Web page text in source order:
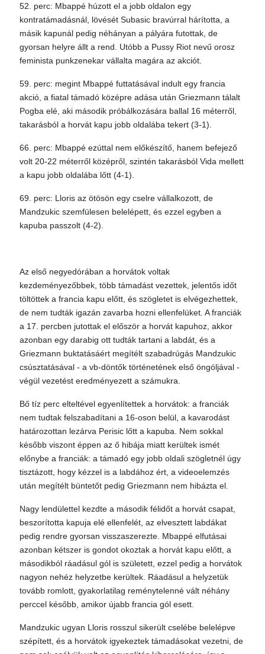
52. perc: Mbappé húzott el a jobb oldalon egy
kontratámadásnál, lövését Subasic bravúrral hárította, a
másik kapunál pedig néhányan a pályára futottak, de
gyorsan helyre állt a rend. Utóbb a Pussy Riot nevű orosz
feminista punkzenekar vállalta magára az akciót.
59. perc: megint Mbappé futtatásával indult egy francia
akció, a fiatal támadó középre adása után Griezmann tálalt
Pogba elé, aki második próbálkozására ballal 16 méterről,
takarásból a horvát kapu jobb oldalába tekert (3-1).
66. perc: Mbappé ezúttal nem előkészítő, hanem befejező
volt 20-22 méterről középről, szintén takarásból Vida mellett
a kapu jobb oldalába lőtt (4-1).
69. perc: Lloris az ötösön egy cselre vállalkozott, de
Mandzukic szemfülesen belelépett, és ezzel egyben a
kapuba passzolt (4-2).
Az első negyedórában a horvátok voltak
kezdeményezőbbek, több támadást vezettek, jelentős időt
töltöttek a francia kapu előtt, és szögletet is elvégezhettek,
de nem tudták igazán zavarba hozni ellenfelüket. A franciák
a 17. percben jutottak el először a horvát kapuhoz, akkor
azonban egy darabig ott tudták tartani a labdát, és a
Griezmann buktatásáért megítélt szabadrúgás Mandzukic
csúsztatásával - a vb-döntők történetének első öngóljával -
végül vezetést eredményezett a számukra.
Bő tíz perc elteltével egyenlítettek a horvátok: a franciák
nem tudtak felszabadítani a 16-oson belül, a kavarodást
határozottan lezárva Perisic lőtt a kapuba. Nem sokkal
később viszont éppen az ő hibája miatt kerültek ismét
előnybe a franciák: a támadó egy jobb oldali szögletnél úgy
tisztázott, hogy kézzel is a labdához ért, a videoelemzés
után megítélt büntetőt pedig Griezmann nem hibázta el.
Nagy lendülettel kezdte a második félidőt a horvát csapat,
beszorította kapuja elé ellenfelét, az elvesztett labdákat
pedig rendre gyorsan visszaszerezte. Mbappé elfutásai
azonban kétszer is gondot okoztak a horvát kapu előtt, a
másodikból ráadásul gól is született, ezzel pedig a horvátok
nagyon nehéz helyzetbe kerültek. Ráadásul a helyzetük
tovább romlott, gyakorlatilag reménytelenné vált néhány
perccel később, amikor újabb francia gól esett.
Mandzukic ugyan Lloris rosszul sikerült cselébe belelépve
szépített, és a horvátok igyekeztek támadásokat vezetni, de